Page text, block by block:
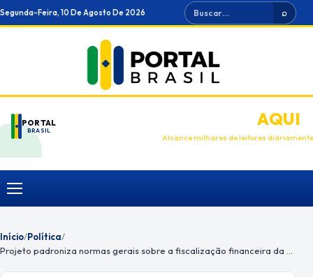
Ir
para
Segunda-Feira, 10 De Agosto De 2026 Buscar ⌕
PORTAL
BRASIL
ANUNCIEAQUI
Alcance milhares de leitores diariamente
Menu
Início/Política/